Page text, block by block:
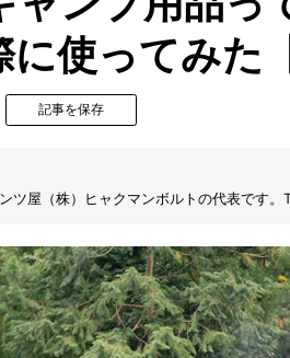
使ってみた
記事を保存
ツ屋（株）ヒャクマンボルトの代表です。